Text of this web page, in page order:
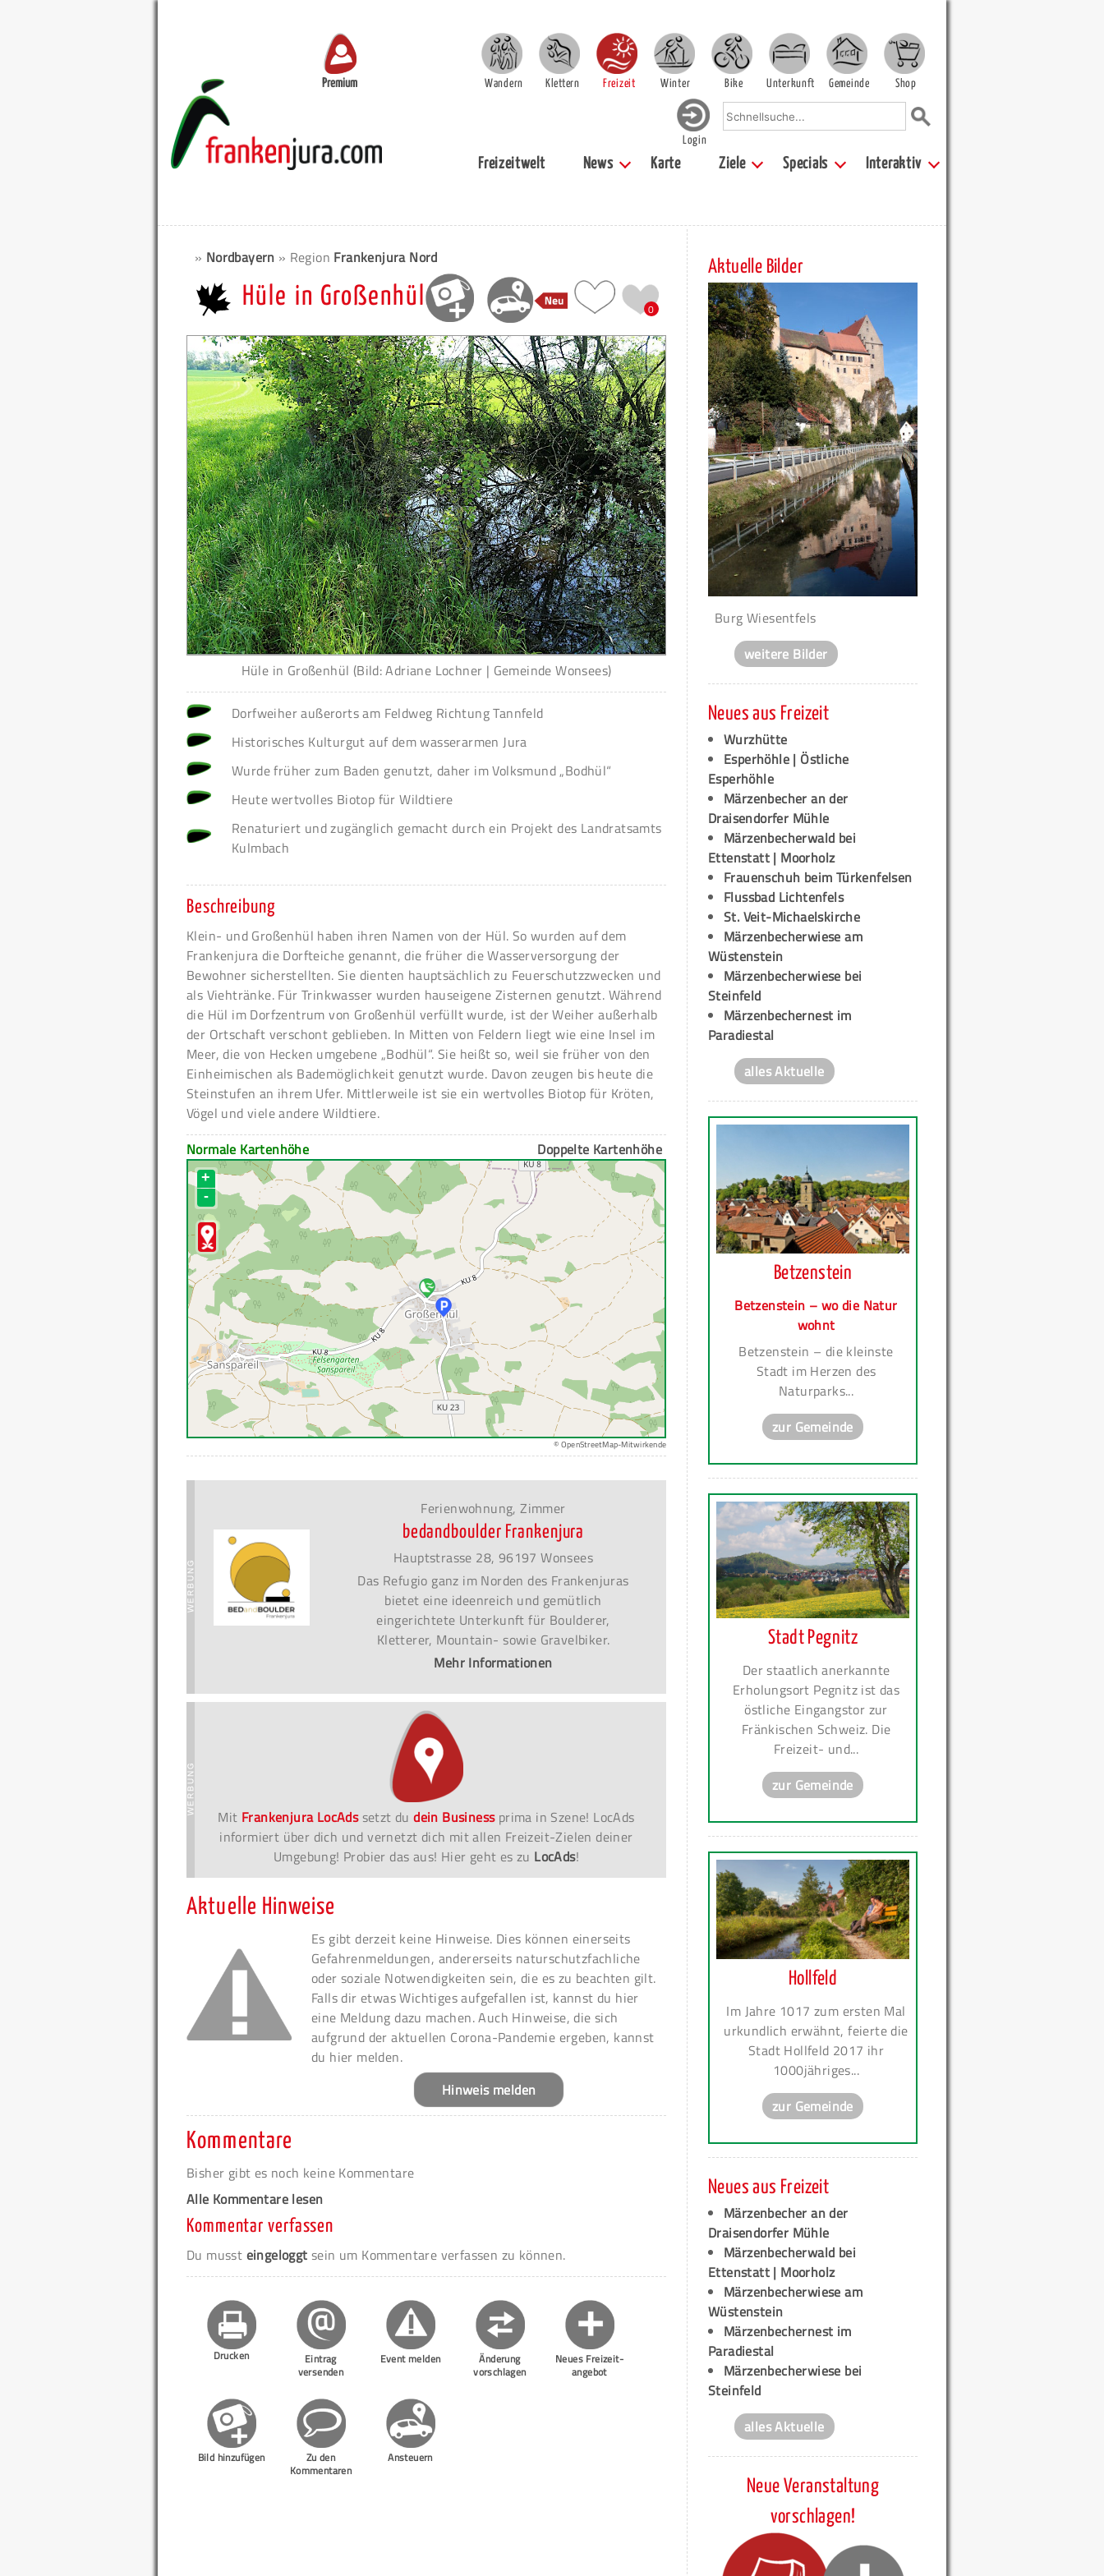
Premium Wandern Klettern Freizeit Winter Bike Unterkunft Gemeinde Shop
Login
Freizeitwelt News Karte Ziele Specials Interaktiv
» Nordbayern » Region Frankenjura Nord
Hüle in Großenhül 0
Hüle in Großenhül (Bild: Adriane Lochner | Gemeinde Wonsees)
Dorfweiher außerorts am Feldweg Richtung Tannfeld
Historisches Kulturgut auf dem wasserarmen Jura
Wurde früher zum Baden genutzt, daher im Volksmund „Bodhül“
Heute wertvolles Biotop für Wildtiere
Renaturiert und zugänglich gemacht durch ein Projekt des Landratsamts
Kulmbach
Beschreibung
Klein- und Großenhül haben ihren Namen von der Hül. So wurden auf dem
Frankenjura die Dorfteiche genannt, die früher die Wasserversorgung der
Bewohner sicherstellten. Sie dienten hauptsächlich zu Feuerschutzzwecken und
als Viehtränke. Für Trinkwasser wurden hauseigene Zisternen genutzt. Während
die Hül im Dorfzentrum von Großenhül verfüllt wurde, ist der Weiher außerhalb
der Ortschaft verschont geblieben. In Mitten von Feldern liegt wie eine Insel im
Meer, die von Hecken umgebene „Bodhül“. Sie heißt so, weil sie früher von den
Einheimischen als Bademöglichkeit genutzt wurde. Davon zeugen bis heute die
Steinstufen an ihrem Ufer. Mittlerweile ist sie ein wertvolles Biotop für Kröten,
Vögel und viele andere Wildtiere.
Normale Kartenhöhe
Doppelte Kartenhöhe
+
-
© OpenStreetMap-Mitwirkende
Ferienwohnung, Zimmer
bedandboulder Frankenjura
Hauptstrasse 28, 96197 Wonsees
Das Refugio ganz im Norden des Frankenjuras
bietet eine ideenreich und gemütlich
eingerichtete Unterkunft für Boulderer,
Kletterer, Mountain- sowie Gravelbiker.
Mehr Informationen
Mit Frankenjura LocAdssetzt dudein Businessprima in Szene! LocAds
informiert über dich und vernetzt dich mit allen Freizeit-Zielen deiner
Umgebung! Probier das aus! Hier geht es zu LocAds!
Aktuelle Hinweise
Es gibt derzeit keine Hinweise. Dies können einerseits
Gefahrenmeldungen, andererseits naturschutzfachliche
oder soziale Notwendigkeiten sein, die es zu beachten gilt.
Falls dir etwas Wichtiges aufgefallen ist, kannst du hier
eine Meldung dazu machen. Auch Hinweise, die sich
aufgrund der aktuellen Corona-Pandemie ergeben, kannst
du hier melden.
Hinweis melden
Kommentare
Bisher gibt es noch keine Kommentare
Alle Kommentare lesen
Kommentar verfassen
Du musst eingeloggt sein um Kommentare verfassen zu können.
Drucken
Eintrag
versenden
Event melden
Änderung
vorschlagen
Neues Freizeit-
angebot
Bild hinzufügen
Zu den
Kommentaren
Ansteuern
Aktuelle Bilder
Burg Wiesentfels
weitere Bilder
Neues aus Freizeit
Wurzhütte
Esperhöhle | Östliche
Esperhöhle
Märzenbecher an der
Draisendorfer Mühle
Märzenbecherwald bei
Ettenstatt | Moorholz
Frauenschuh beim Türkenfelsen
Flussbad Lichtenfels
St. Veit-Michaelskirche
Märzenbecherwiese am
Wüstenstein
Märzenbecherwiese bei
Steinfeld
Märzenbechernest im
Paradiestal
alles Aktuelle
Betzenstein
Betzenstein – wo die Natur
wohnt
Betzenstein – die kleinste
Stadt im Herzen des
Naturparks...
zur Gemeinde
Stadt Pegnitz
Der staatlich anerkannte
Erholungsort Pegnitz ist das
östliche Eingangstor zur
Fränkischen Schweiz. Die
Freizeit- und...
zur Gemeinde
Hollfeld
Im Jahre 1017 zum ersten Mal
urkundlich erwähnt, feierte die
Stadt Hollfeld 2017 ihr
1000jähriges...
zur Gemeinde
Neues aus Freizeit
Märzenbecher an der
Draisendorfer Mühle
Märzenbecherwald bei
Ettenstatt | Moorholz
Märzenbecherwiese am
Wüstenstein
Märzenbechernest im
Paradiestal
Märzenbecherwiese bei
Steinfeld
alles Aktuelle
Neue Veranstaltung
vorschlagen!